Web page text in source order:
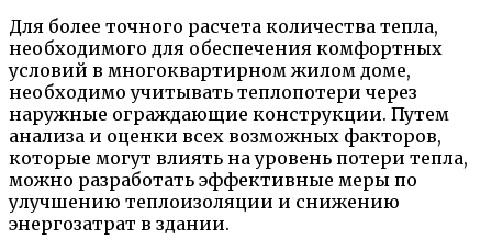
Для более точного расчета количества тепла,
необходимого для обеспечения комфортных
условий в многоквартирном жилом доме,
необходимо учитывать теплопотери через
наружные ограждающие конструкции. Путем
анализа и оценки всех возможных факторов,
которые могут влиять на уровень потери тепла,
можно разработать эффективные меры по
улучшению теплоизоляции и снижению
энергозатрат в здании.